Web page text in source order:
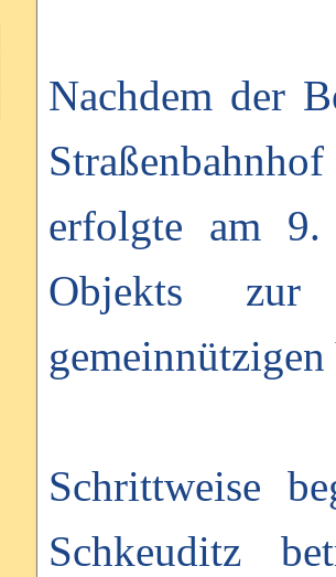
Nachdem der
erfolgte am 9.
Objekts zur
Schrittweise
Schkeuditz